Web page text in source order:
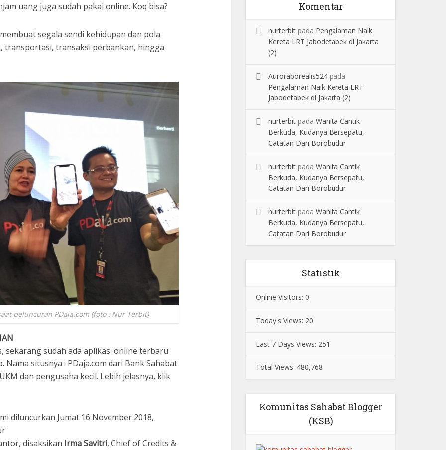
uang juga sudah pakai online. Koq bisa?
segala sendi kehidupan dan pola
transportasi, transaksi perbankan, hingga
peluncuran PDaja.com (foto : Nur Terbit)
sekarang sudah ada aplikasi online terbaru
situsnya : PDaja.com dari Bank Sahabat
dan pengusaha kecil. Lebih jelasnya, klik
diluncurkan Jumat 16 November 2018,
disaksikan Irma Savitri, Chief of Credits &
Komentar
nurterbit pada Pengalaman Naik
Kereta LRT Jabodetabek di Jakarta
(2)
Auroraborealis524 pada
Pengalaman Naik Kereta LRT
Jabodetabek di Jakarta (2)
nurterbit pada Wanita Cantik
Berkuda, Kudanya Bersepatu,
Catatan Dari Borobudur
nurterbit pada Wanita Cantik
Berkuda, Kudanya Bersepatu,
Catatan Dari Borobudur
nurterbit pada Wanita Cantik
Berkuda, Kudanya Bersepatu,
Catatan Dari Borobudur
Statistik
Online Visitors: 0
Today's Views: 20
Last 7 Days Views: 251
Total Views: 480,768
Komunitas Sahabat Blogger
(KSB)